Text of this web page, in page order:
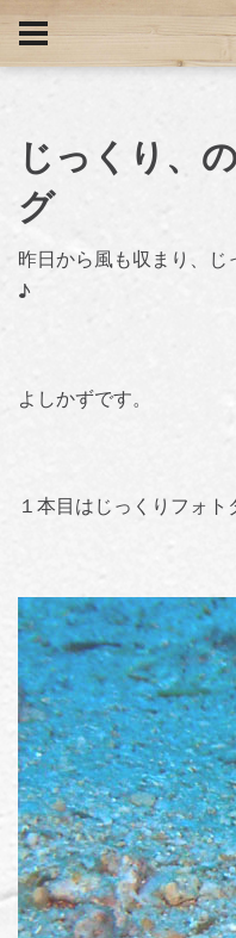
じっくり、
グ
昨日から風も収まり、
♪
よしかずです。
１本目はじっくりフォト